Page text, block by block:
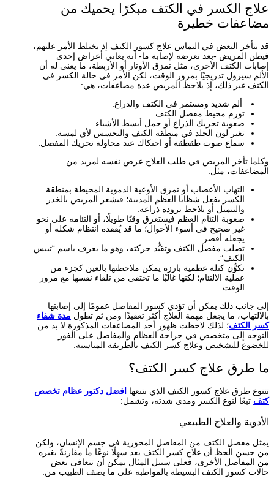
علاج الكسر في الكتف مبكرًا يحميك من
مضاعفات خطيرة
قد يتأخر البعض في التماس علاج كسور الكتف إذ يختلط الأمر عليهم،
فيظن المريض -بعد تعرضه لإصابة ما- أنه يعاني أعراض إحدى
إصابات الكتف الأخرى، مثل تمزق الأوتار أو الأربطة، ما يعني له أن
الألم سيزول تدريجيًا بمرور الوقت، لكن الأمر في حالة الكسر في
الكتف غير ذلك، إذ يلاحظ المريض عدة مضاعفات، هي:
ألم شديد ومستمر في الكتف والذراع.
تورم محيط مفصل الكتف.
صعوبة تحريك الذراع أو حمل أبسط الأشياء.
تغير لون الجلد في منطقة الكتف والتحسس لأي لمسة.
سماع صوت طقطقة أو احتكاك عند محاولة تحريك المفصل.
وكلما تأخر المريض في طلب العلاج عرض نفسه لمزيد من
المضاعفات، مثل:
التهاب الأعصاب أو تمزق الأوعية الدموية المحيطة بمنطقة
الكسر بفعل شظايا العظم المدببة؛ فيشعر المريض بالخدر
والتنميل أو يلاحظ برودة ذراعه.
صعوبة التئام العظم فيستغرق وقتًا طويلًا، أو التئامه على نحو
غير صحيح في أسوء الأحوال؛ ما قد يُفقده انتظام شكله أو
يجعله أقصر.
تصلب مفصل الكتف وتقيُّد حركته، وهو ما يعرف باسم “تيبس
الكتف”.
تكوُّن كتلة عظمية بارزة يمكن ملاحظتها بالعين كجزء من
عملية الالتئام؛ لكنها غالبًا ما تختفي من تلقاء نفسها مع مرور
الوقت.
إلى جانب ذلك يمكن أن تؤدي كسور المفاصل عمومًا إلى إصابتها
بالالتهاب، ما يجعل مهمة العلاج أكثر تعقيدًا ومن ثم تطول مدة شفاء
كسر الكتف؛ لذلك لاحظت ظهور أحد المضاعفات المذكورة لا بد من
التوجه إلى متخصص في جراحة العظام والمفاصل على الفور
للخضوع للتشخيص وعلاج كسر الكتف بالطريقة المناسبة.
ما طرق علاج كسر الكتف؟
تتنوع طرق علاج كسور الكتف الذي يتبعها افضل دكتور عظام تخصص
كتف تبعًا لنوع الكسر ومدى شدته، وتشمل:
الأدوية والعلاج الطبيعي
يمثل مفصل الكتف من المفاصل المحورية في جسم الإنسان، ولكن
من حسن الحظ أن علاج كسر الكتف يعد سهلًا نوعًا ما مقارنةً بغيره
من المفاصل الأخرى، فعلى سبيل المثال يمكن أن تتعافى بعض
حالات كسور الكتف البسيطة بالمواظبة على ما يصف الطبيب من: